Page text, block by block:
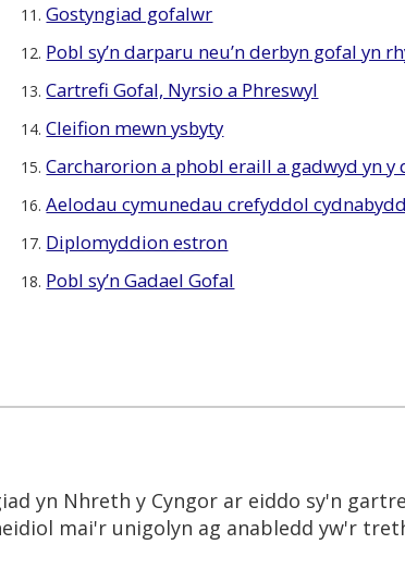
11.Gostyngiad gofalwr
12. Pobl sy’n darparu neu’n derbyn gofal yn
13.Cartrefi Gofal, Nyrsio a Phreswyl
14.Cleifion mewn ysbyty
15.Carcharorion a phobl eraill a gadwyd yn y
16.Aelodau cymunedau crefyddol
17. Diplomyddion estron
18. Pobl sy’n Gadael Gofal
yn Nhreth y Cyngor ar eiddo sy'n
mai'r unigolyn ag anabledd yw'r